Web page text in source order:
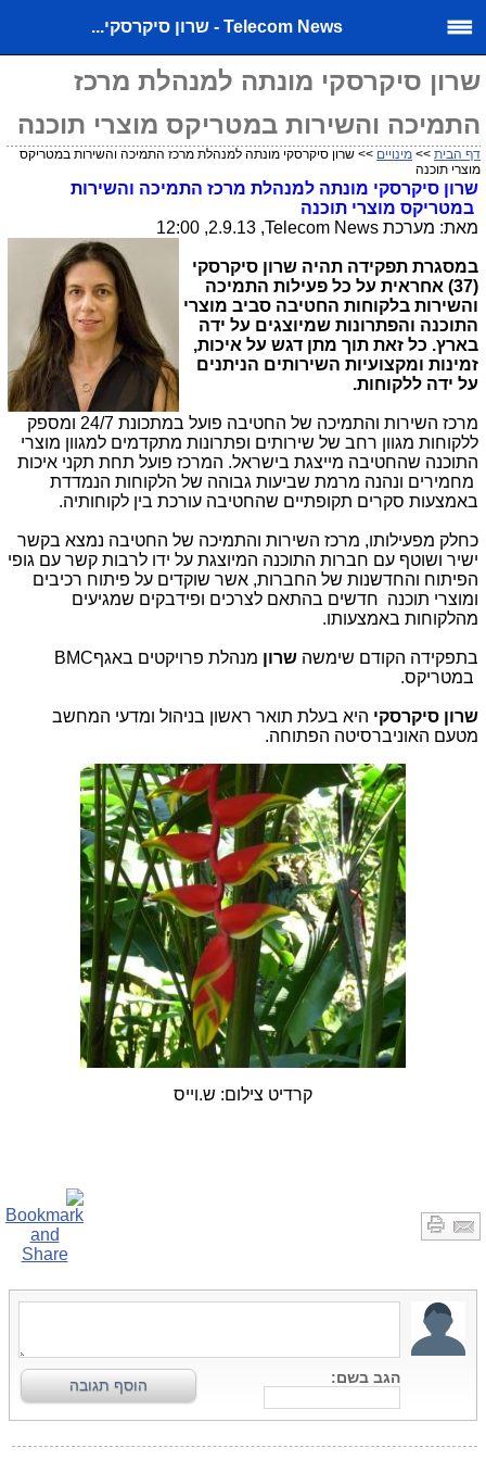
Telecom News - שרון סיקרסקי...
שרון סיקרסקי מונתה למנהלת מרכז
התמיכה והשירות במטריקס מוצרי תוכנה
דף הבית >> מינויים >> שרון סיקרסקי מונתה למנהלת מרכז התמיכה והשירות במטריקס
מוצרי תוכנה
שרון סיקרסקי מונתה למנהלת מרכז התמיכה והשירות
במטריקס מוצרי תוכנה
מאת: מערכת Telecom News
, 2.9.13, 12:00
במסגרת תפקידה תהיה שרון סיקרסקי
(37) אחראית על כל פעילות התמיכה
והשירות בלקוחות החטיבה סביב מוצרי
התוכנה והפתרונות שמיוצגים על ידה
בארץ. כל זאת תוך מתן דגש על איכות,
זמינות ומקצועיות השירותים הניתנים
על ידה ללקוחות.
מרכז השירות והתמיכה של החטיבה פועל במתכונת 24/7 ומספק
ללקוחות מגוון רחב של שירותים ופתרונות מתקדמים למגוון מוצרי
התוכנה שהחטיבה מייצגת בישראל. המרכז פועל תחת תקני איכות
מחמירים ונהנה מרמת שביעות גבוהה של הלקוחות הנמדדת
באמצעות סקרים תקופתיים שהחטיבה עורכת בין לקוחותיה.
כחלק מפעילותו, מרכז השירות והתמיכה של החטיבה נמצא בקשר
ישיר ושוטף עם חברות התוכנה המיוצגת על ידו לרבות קשר עם גופי
הפיתוח והחדשנות של החברות, אשר שוקדים על פיתוח רכיבים
ומוצרי תוכנה חדשים בהתאם לצרכים ופידבקים שמגיעים
מהלקוחות באמצעותו.
בתפקידה הקודם שימשה שרון מנהלת פרויקטים באגףBMC
במטריקס.
שרון סיקרסקי היא בעלת תואר ראשון בניהול ומדעי המחשב
מטעם האוניברסיטה הפתוחה.
קרדיט צילום: ש.וייס